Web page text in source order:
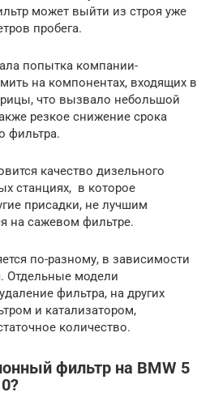
может выйти из строя уже
пробега.
попытка компании-
на компонентах, входящих в
что вызвало небольшой
резкое снижение срока
фильтра.
качество дизельного
станциях, в которое
присадки, не лучшим
на сажевом фильтре.
по-разному, в зависимости
Отдельные модели
фильтра, на других
и катализатором,
количество.
фильтр на BMW 5